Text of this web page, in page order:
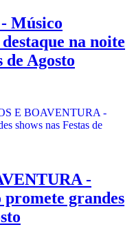
Músico
na noite
de Agosto
-
promete grandes